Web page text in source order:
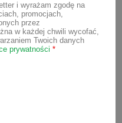
po takim
całą noc? Jak
na zdrowie
i wyrażam zgodę na
promocjach,
przez
w każdej chwili wycofać,
Twoich danych
prywatności *